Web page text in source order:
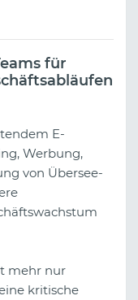
für
E-
Werbung,
von Übersee-
mehr nur
kritische